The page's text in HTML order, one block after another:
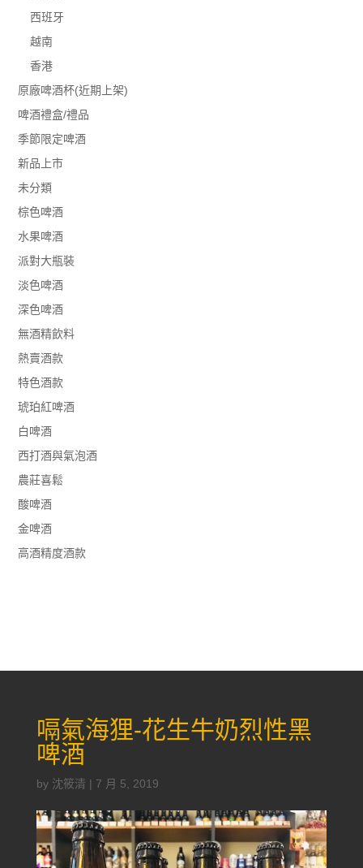
西班牙
越南
香港
原廠啤酒杯(近期上架)
啤酒禮盒/禮品
季節限定啤酒
新品上市
未分類
棕色啤酒
水果啤酒
派對大瓶裝
淡色啤酒
深色啤酒
無酒精飲料
熱賣酒款
特色酒款
琥珀紅啤酒
白啤酒
西打酒與氣泡酒
農莊喜鬆
酸啤酒
金啤酒
高酒精度酒款
嗝氣海狸-花生牛奶烈性黑
啤酒
by 沈筱清 | 7 月 5, 2019